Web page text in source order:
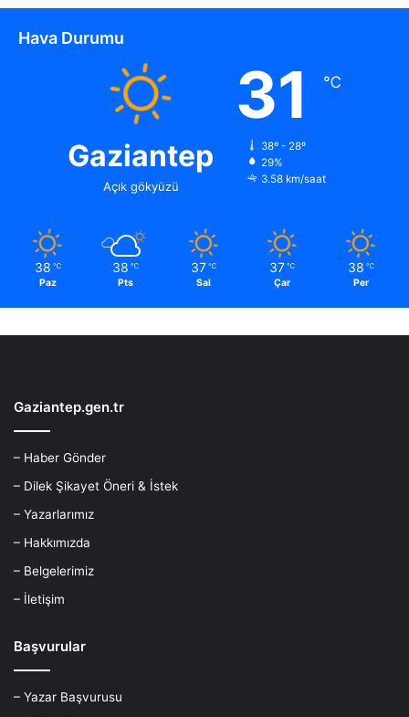
Hava Durumu
Gaziantep
Açık gökyüzü
31 ℃
38º - 28º
29%
3.58 km/saat
38 ℃
Paz
38 ℃
Pts
37 ℃
Sal
37 ℃
Çar
38 ℃
Per
Gaziantep.gen.tr
– Haber Gönder
– Dilek Şikayet Öneri & İstek
– Yazarlarımız
– Hakkımızda
– Belgelerimiz
– İletişim
Başvurular
– Yazar Başvurusu